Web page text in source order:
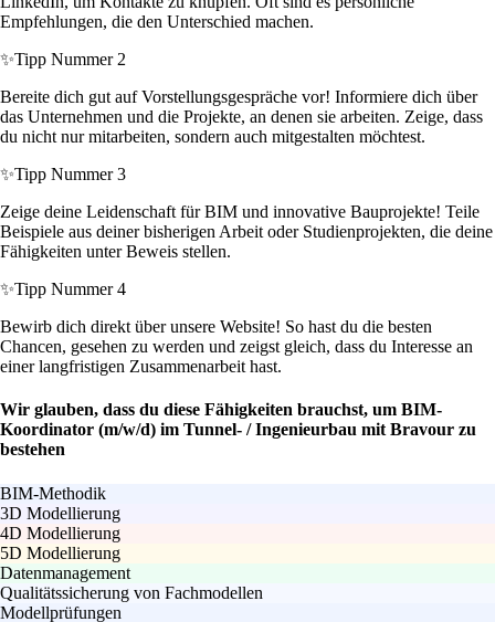
Empfehlungen, die den Unterschied machen.
✨Tipp Nummer 2
Bereite dich gut auf Vorstellungsgespräche vor! Informiere dich über
das Unternehmen und die Projekte, an denen sie arbeiten. Zeige, dass
du nicht nur mitarbeiten, sondern auch mitgestalten möchtest.
✨Tipp Nummer 3
Zeige deine Leidenschaft für BIM und innovative Bauprojekte! Teile
Beispiele aus deiner bisherigen Arbeit oder Studienprojekten, die deine
Fähigkeiten unter Beweis stellen.
✨Tipp Nummer 4
Bewirb dich direkt über unsere Website! So hast du die besten
Chancen, gesehen zu werden und zeigst gleich, dass du Interesse an
einer langfristigen Zusammenarbeit hast.
Wir glauben, dass du diese Fähigkeiten brauchst, um BIM-
Koordinator (m/w/d) im Tunnel- / Ingenieurbau mit Bravour zu
bestehen
BIM-Methodik
3D Modellierung
4D Modellierung
5D Modellierung
Datenmanagement
Qualitätssicherung von Fachmodellen
Modellprüfungen